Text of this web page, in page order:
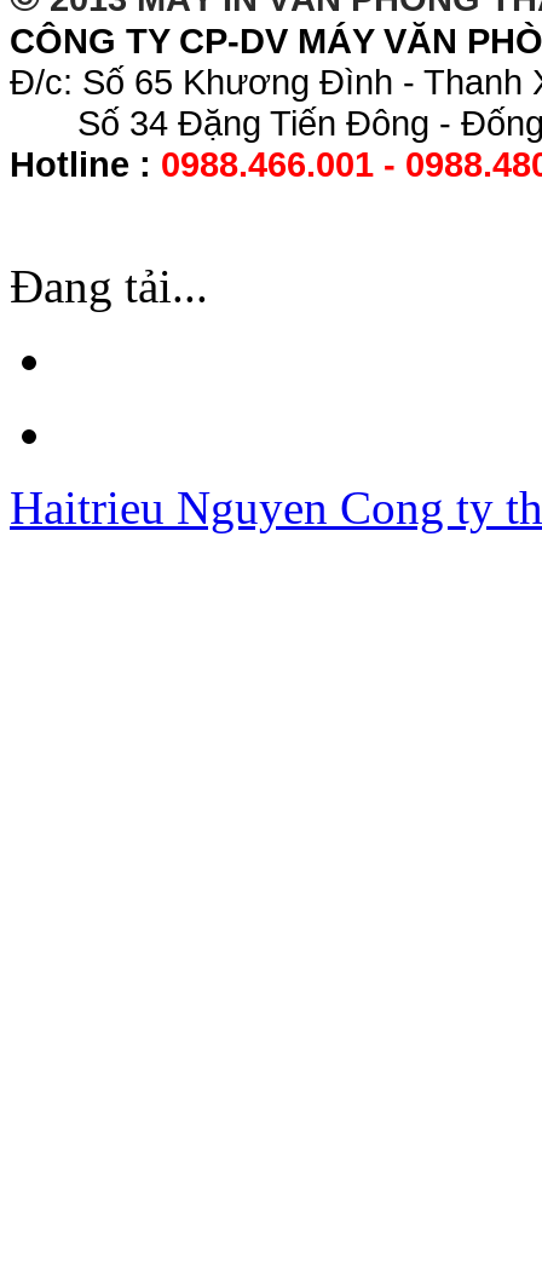
CÔNG TY CP-DV MÁY VĂN
Đ/c: Số 65 Khương Đình - Thanh
Số 34 Đặng Tiến Đông -
Hotline : 0988.466.001 -
Đang tải...
Haitrieu Nguyen Cong ty